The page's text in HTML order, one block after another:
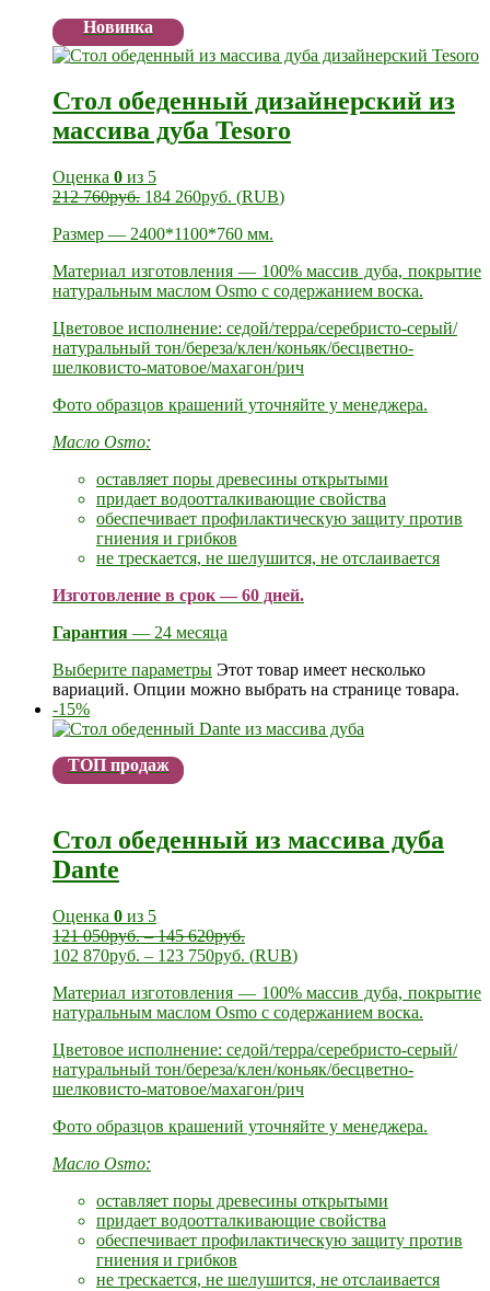
Новинка
Стол обеденный дизайнерский из
массива дуба Tesoro
Оценка 0 из 5
212 760руб. 184 260руб. (RUB)
Размер — 2400*1100*760 мм.
Материал изготовления — 100% массив дуба, покрытие
натуральным маслом Osmo с содержанием воска.
Цветовое исполнение: седой/терра/серебристо-серый/
натуральный тон/береза/клен/коньяк/бесцветно-
шелковисто-матовое/махагон/рич
Фото образцов крашений уточняйте у менеджера.
Масло Osmo:
оставляет поры древесины открытыми
придает водоотталкивающие свойства
обеспечивает профилактическую защиту против
гниения и грибков
не трескается, не шелушится, не отслаивается
Изготовление в срок — 60 дней.
Гарантия — 24 месяца
Выберите параметры Этот товар имеет несколько
вариаций. Опции можно выбрать на странице товара.
-15%
ТОП продаж
Стол обеденный из массива дуба
Dante
Оценка 0 из 5
121 050руб.–145 620руб.
102 870руб. – 123 750руб. (RUB)
Материал изготовления — 100% массив дуба, покрытие
натуральным маслом Osmo с содержанием воска.
Цветовое исполнение: седой/терра/серебристо-серый/
натуральный тон/береза/клен/коньяк/бесцветно-
шелковисто-матовое/махагон/рич
Фото образцов крашений уточняйте у менеджера.
Масло Osmo:
оставляет поры древесины открытыми
придает водоотталкивающие свойства
обеспечивает профилактическую защиту против
гниения и грибков
не трескается, не шелушится, не отслаивается